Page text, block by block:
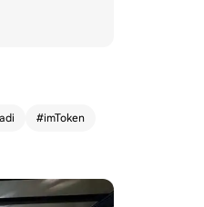
#imToken